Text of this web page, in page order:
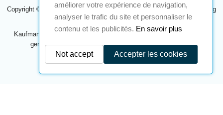
Copyright © 2024 A2S ATEX. Alle Rechte vorbehalten. Eine Realisierung
Navilog
Kaufmann, der von der offensichtlichen Meinung des Unternehmens
genehmigt wurde,Klicken Sie hier, um es zu überprüfen.
améliorer votre expérience de navigation,
analyser le trafic du site et personnaliser le
contenu et les publicités. En savoir plus
Accepter les cookies
Not accept